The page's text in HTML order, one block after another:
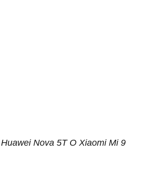
Nova 5T O Xiaomi Mi 9